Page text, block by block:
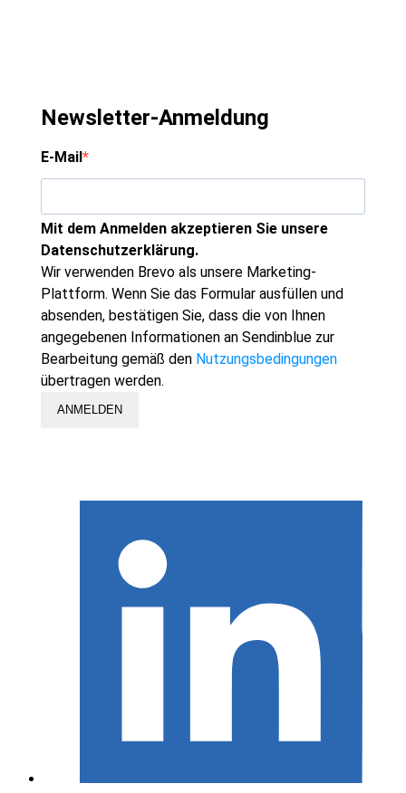
Newsletter-Anmeldung
E-Mail
Mit dem Anmelden akzeptieren Sie unsere
Datenschutzerklärung.
Wir verwenden Brevo als unsere Marketing-
Plattform. Wenn Sie das Formular ausfüllen und
absenden, bestätigen Sie, dass die von Ihnen
angegebenen Informationen an Sendinblue zur
Bearbeitung gemäß den Nutzungsbedingungen
übertragen werden.
ANMELDEN